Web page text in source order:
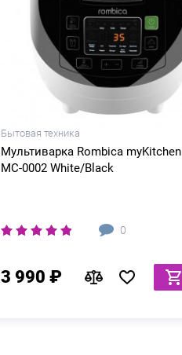
Бытовая техника
Мультиварка Rombica myKitchen
MC-0002 White/Black
0
3 990 ₽